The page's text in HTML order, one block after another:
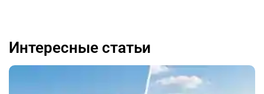
Интересные статьи